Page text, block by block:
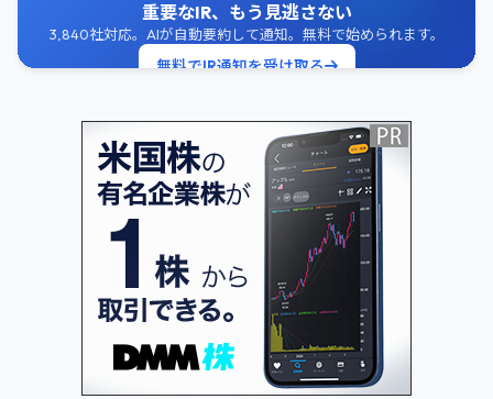
重要なIR、もう見逃さない
3,840社対応。AIが自動要約して通知。無料で始められます。
無料でIR通知を受け取る